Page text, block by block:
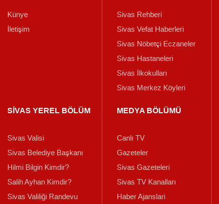
Künye
İletişim
Sivas Rehberi
Sivas Vefat Haberleri
Sivas Nöbetçi Eczaneler
Sivas Hastaneleri
Sivas İlkokulları
Sivas Merkez Köyleri
SİVAS YEREL BÖLÜM
Sivas Valisi
Sivas Belediye Başkanı
Hilmi Bilgin Kimdir?
Salih Ayhan Kimdir?
Sivas Valiliği Randevu
MEDYA BÖLÜMÜ
Canlı TV
Gazeteler
Sivas Gazeteleri
Sivas TV Kanalları
Haber Ajanslari